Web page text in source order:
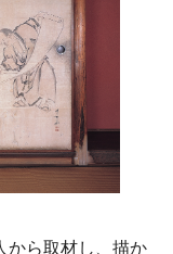
から取材し、描か